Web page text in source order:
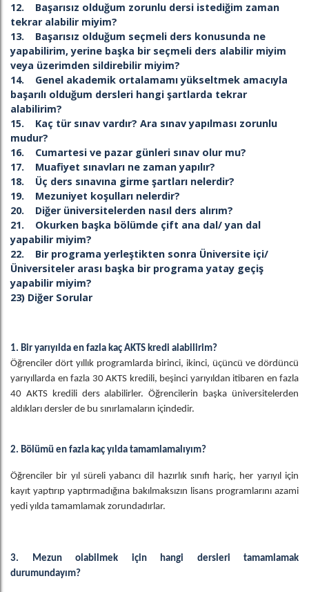
12. Başarısız olduğum zorunlu dersi istediğim zaman
tekrar alabilir miyim?
13. Başarısız olduğum seçmeli ders konusunda ne
yapabilirim, yerine başka bir seçmeli ders alabilir miyim
veya üzerimden sildirebilir miyim?
14. Genel akademik ortalamamı yükseltmek amacıyla
başarılı olduğum dersleri hangi şartlarda tekrar
alabilirim?
15. Kaç tür sınav vardır? Ara sınav yapılması zorunlu
mudur?
16. Cumartesi ve pazar günleri sınav olur mu?
17. Muafiyet sınavları ne zaman yapılır?
18. Üç ders sınavına girme şartları nelerdir?
19. Mezuniyet koşulları nelerdir?
20. Diğer üniversitelerden nasıl ders alırım?
21. Okurken başka bölümde çift ana dal/ yan dal
yapabilir miyim?
22. Bir programa yerleştikten sonra Üniversite içi/
Üniversiteler arası başka bir programa yatay geçiş
yapabilir miyim?
23) Diğer Sorular
1. Bir yarıyılda en fazla kaç AKTS kredi alabilirim?
Öğrenciler dört yıllık programlarda birinci, ikinci, üçüncü ve dördüncü
yarıyıllarda en fazla 30 AKTS kredili, beşinci yarıyıldan itibaren en fazla
40 AKTS kredili ders alabilirler. Öğrencilerin başka üniversitelerden
aldıkları dersler de bu sınırlamaların içindedir.
2. Bölümü en fazla kaç yılda tamamlamalıyım?
Öğrenciler bir yıl süreli yabancı dil hazırlık sınıfı hariç, her yarıyıl için
kayıt yaptırıp yaptırmadığına bakılmaksızın lisans programlarını azami
yedi yılda tamamlamak zorundadırlar.
3. Mezun olabilmek için hangi dersleri tamamlamak
durumundayım?